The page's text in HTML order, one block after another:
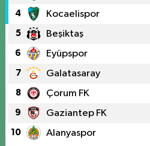
4 Kocaelispor
5 Beşiktaş
6 Eyüpspor
7 Galatasaray
8 Çorum FK
9 Gaziantep FK
10 Alanyaspor